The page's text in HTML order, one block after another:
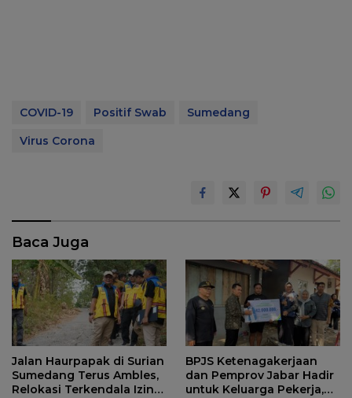
COVID-19 Positif Swab
Sumedang
Virus Corona
Baca Juga
Jalan Haurpapak di Surian
Sumedang Terus Ambles,
Relokasi Terkendala Izin
BPJS Ketenagakerjaan
dan Pemprov Jabar Hadir
untuk Keluarga Pekerja,